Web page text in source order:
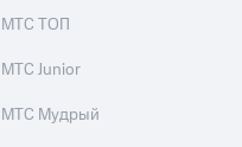
МТС ТОП
МТС Junior
МТС Мудрый